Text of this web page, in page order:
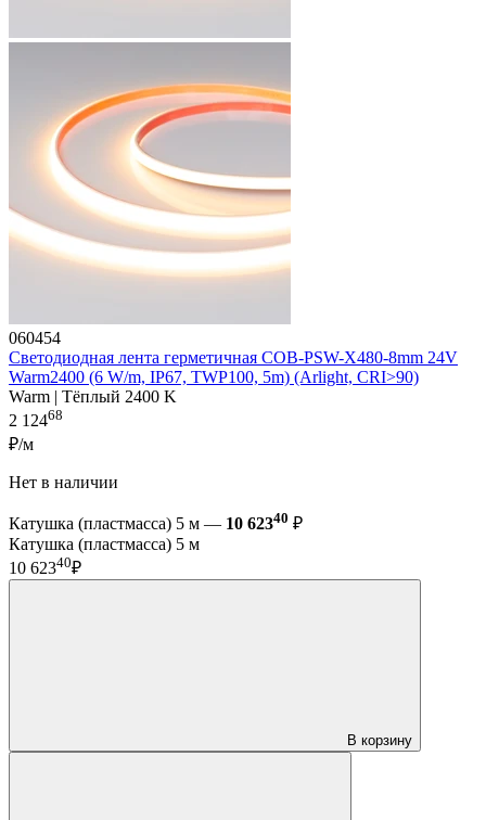
060454
Светодиодная лента герметичная COB-PSW-X480-8mm 24V
Warm2400 (6 W/m, IP67, TWP100, 5m) (Arlight, CRI>90)
Warm | Тёплый 2400 K
2 12468
₽/м
Нет в наличии
Катушка (пластмасса) 5 м — 10 62340 ₽
Катушка (пластмасса) 5 м
10 62340₽
В корзину